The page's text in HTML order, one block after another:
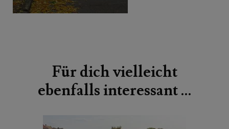
Für dich vielleicht
ebenfalls interessant …